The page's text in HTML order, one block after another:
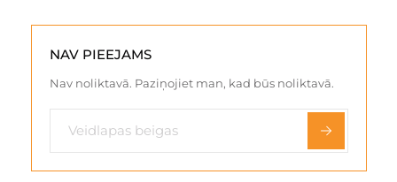
NAV PIEEJAMS
Nav noliktavā. Paziņojiet man, kad būs noliktavā.